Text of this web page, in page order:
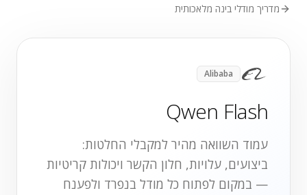
מדריך מודלי בינה מלאכותית
Alibaba
Qwen Flash
עמוד השוואה מהיר למקבלי החלטות:
ביצועים, עלויות, חלון הקשר ויכולות קריטיות
— במקום לפתוח כל מודל בנפרד ולפענח